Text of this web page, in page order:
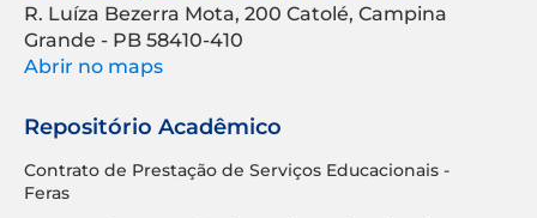
R. Luíza Bezerra Mota, 200 Catolé, Campina
Grande - PB 58410-410
Abrir no maps
Repositório Acadêmico
Contrato de Prestação de Serviços Educacionais -
Feras